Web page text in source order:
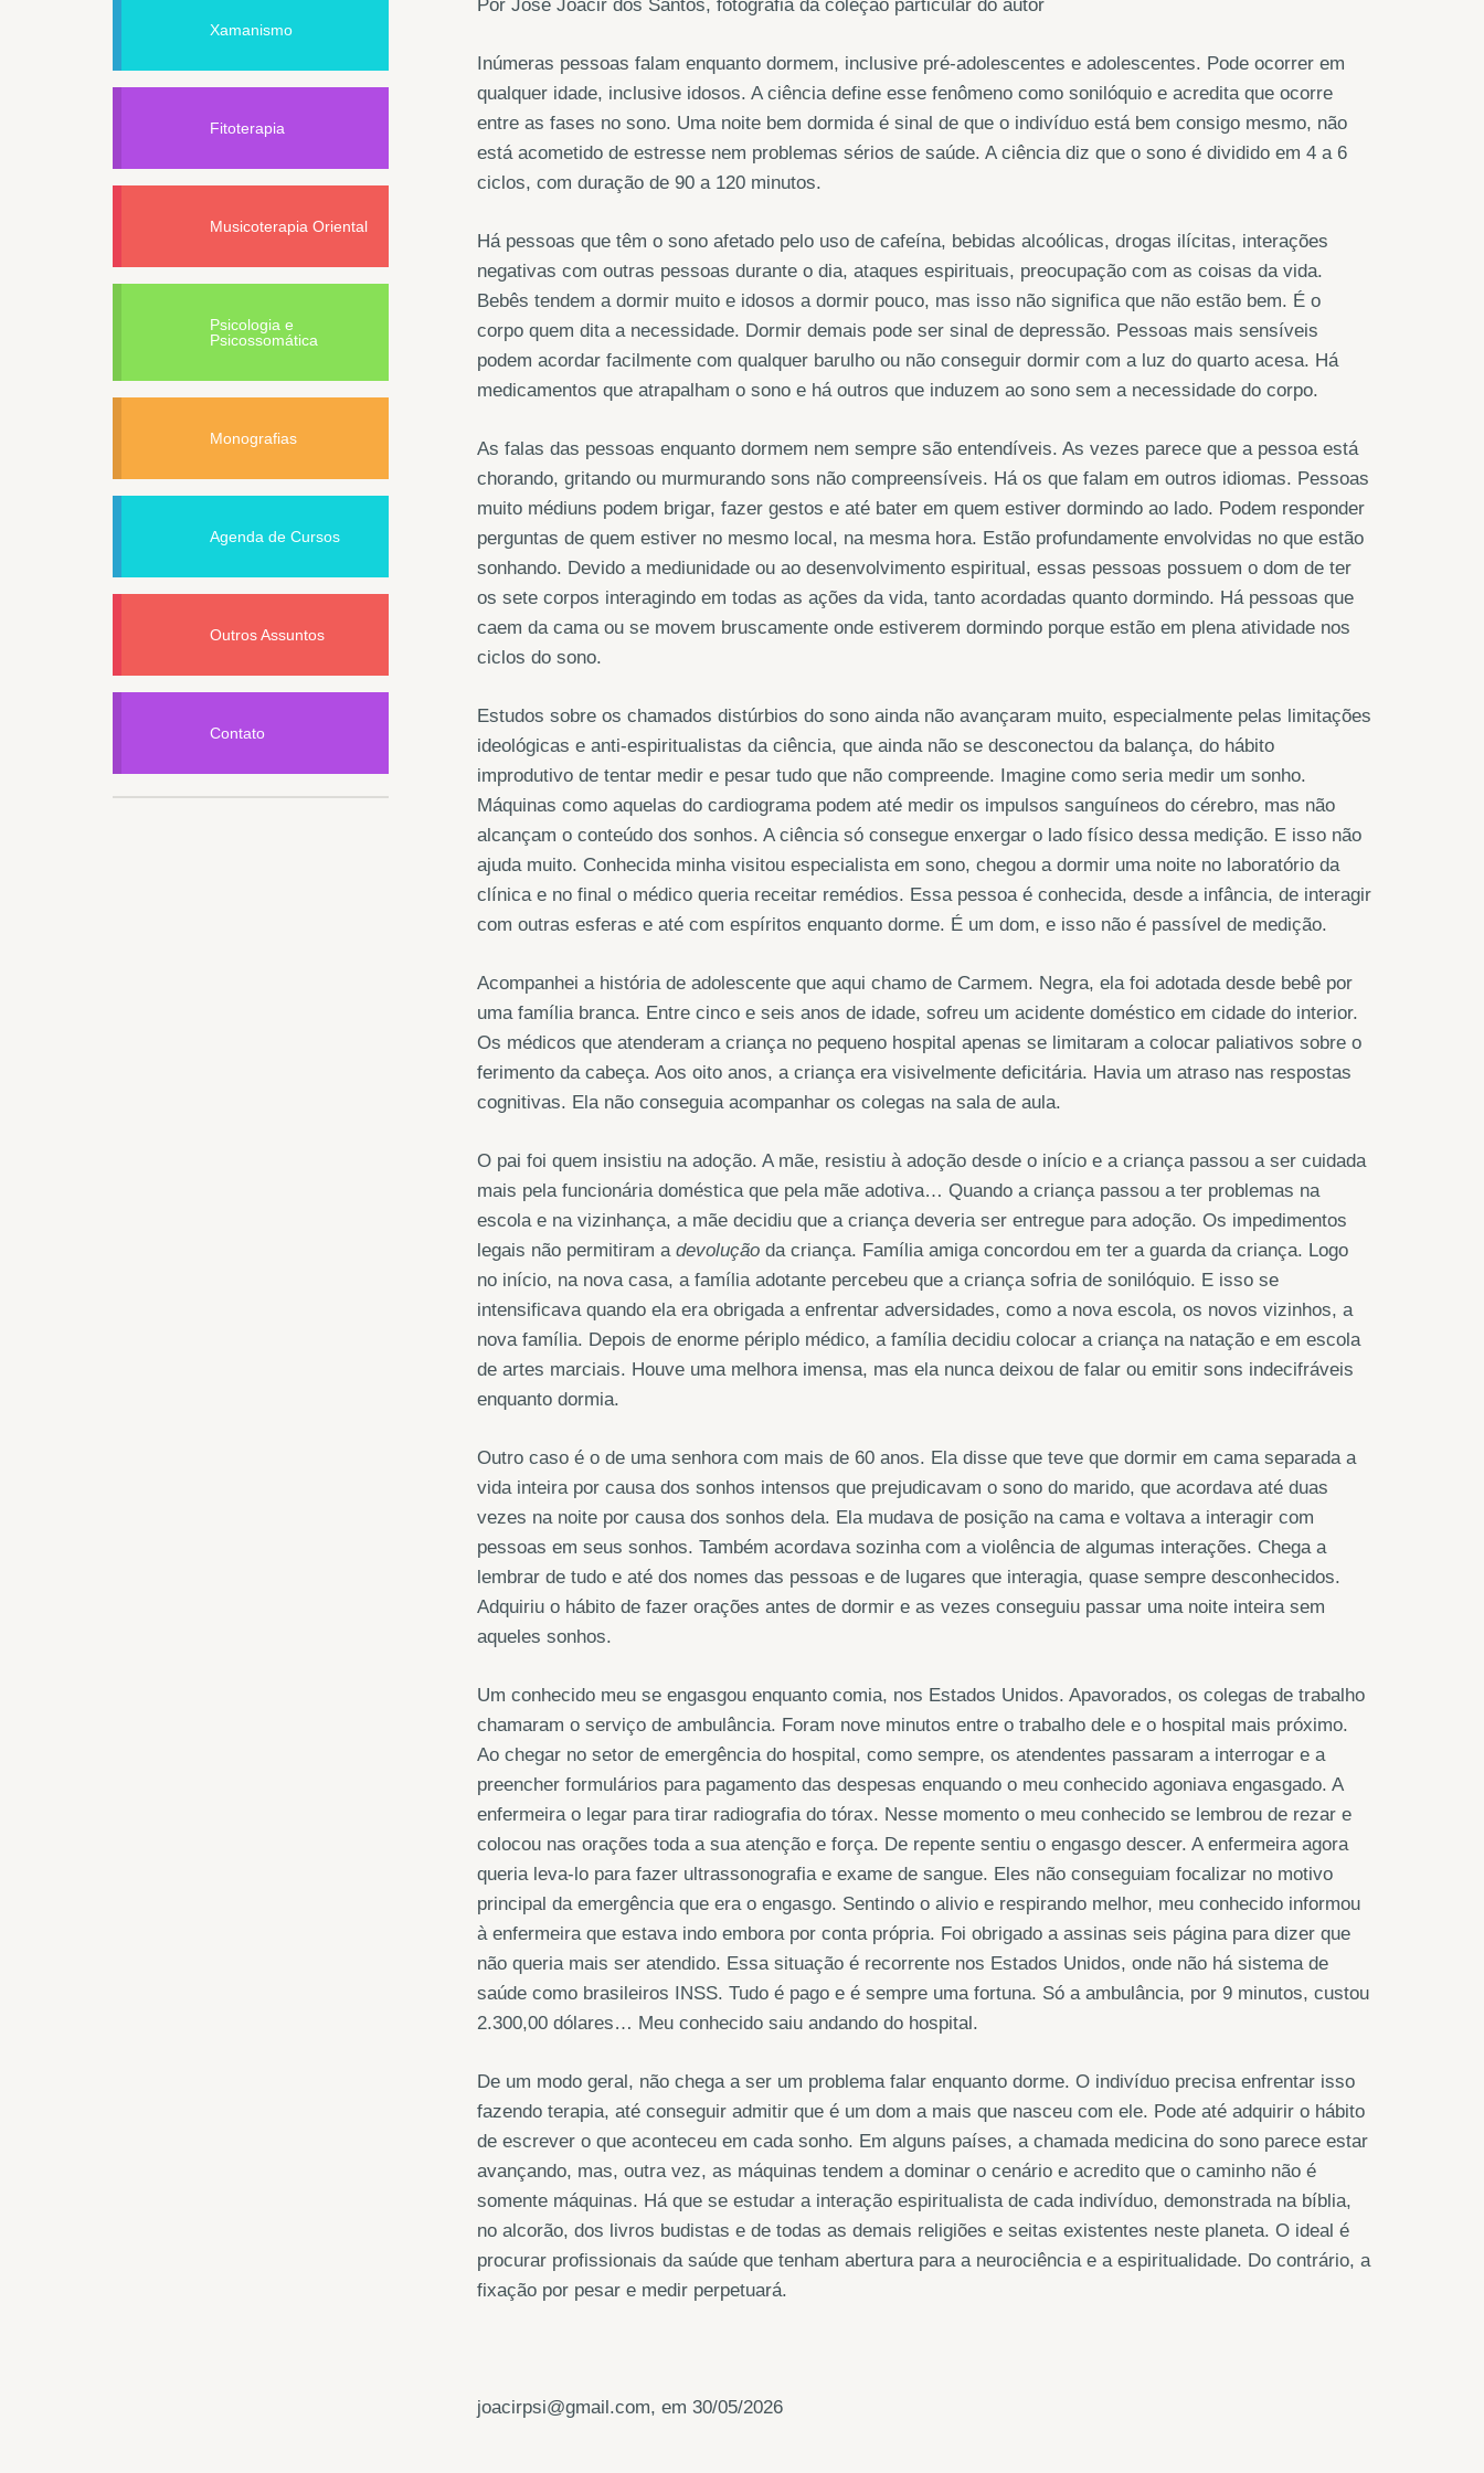
Por Jose Joacir dos Santos, fotografia da coleção particular do autor
Inúmeras pessoas falam enquanto dormem, inclusive pré-adolescentes e adolescentes. Pode ocorrer em
qualquer idade, inclusive idosos. A ciência define esse fenômeno como sonilóquio e acredita que ocorre
entre as fases no sono. Uma noite bem dormida é sinal de que o indivíduo está bem consigo mesmo, não
está acometido de estresse nem problemas sérios de saúde. A ciência diz que o sono é dividido em 4 a 6
ciclos, com duração de 90 a 120 minutos.
Há pessoas que têm o sono afetado pelo uso de cafeína, bebidas alcoólicas, drogas ilícitas, interações
negativas com outras pessoas durante o dia, ataques espirituais, preocupação com as coisas da vida.
Bebês tendem a dormir muito e idosos a dormir pouco, mas isso não significa que não estão bem. É o
corpo quem dita a necessidade. Dormir demais pode ser sinal de depressão. Pessoas mais sensíveis
podem acordar facilmente com qualquer barulho ou não conseguir dormir com a luz do quarto acesa. Há
medicamentos que atrapalham o sono e há outros que induzem ao sono sem a necessidade do corpo.
As falas das pessoas enquanto dormem nem sempre são entendíveis. As vezes parece que a pessoa está
chorando, gritando ou murmurando sons não compreensíveis. Há os que falam em outros idiomas. Pessoas
muito médiuns podem brigar, fazer gestos e até bater em quem estiver dormindo ao lado. Podem responder
perguntas de quem estiver no mesmo local, na mesma hora. Estão profundamente envolvidas no que estão
sonhando. Devido a mediunidade ou ao desenvolvimento espiritual, essas pessoas possuem o dom de ter
os sete corpos interagindo em todas as ações da vida, tanto acordadas quanto dormindo. Há pessoas que
caem da cama ou se movem bruscamente onde estiverem dormindo porque estão em plena atividade nos
ciclos do sono.
Estudos sobre os chamados distúrbios do sono ainda não avançaram muito, especialmente pelas limitações
ideológicas e anti-espiritualistas da ciência, que ainda não se desconectou da balança, do hábito
improdutivo de tentar medir e pesar tudo que não compreende. Imagine como seria medir um sonho.
Máquinas como aquelas do cardiograma podem até medir os impulsos sanguíneos do cérebro, mas não
alcançam o conteúdo dos sonhos. A ciência só consegue enxergar o lado físico dessa medição. E isso não
ajuda muito. Conhecida minha visitou especialista em sono, chegou a dormir uma noite no laboratório da
clínica e no final o médico queria receitar remédios. Essa pessoa é conhecida, desde a infância, de interagir
com outras esferas e até com espíritos enquanto dorme. É um dom, e isso não é passível de medição.
Acompanhei a história de adolescente que aqui chamo de Carmem. Negra, ela foi adotada desde bebê por
uma família branca. Entre cinco e seis anos de idade, sofreu um acidente doméstico em cidade do interior.
Os médicos que atenderam a criança no pequeno hospital apenas se limitaram a colocar paliativos sobre o
ferimento da cabeça. Aos oito anos, a criança era visivelmente deficitária. Havia um atraso nas respostas
cognitivas. Ela não conseguia acompanhar os colegas na sala de aula.
O pai foi quem insistiu na adoção. A mãe, resistiu à adoção desde o início e a criança passou a ser cuidada
mais pela funcionária doméstica que pela mãe adotiva… Quando a criança passou a ter problemas na
escola e na vizinhança, a mãe decidiu que a criança deveria ser entregue para adoção. Os impedimentos
legais não permitiram a devolução da criança. Família amiga concordou em ter a guarda da criança. Logo
no início, na nova casa, a família adotante percebeu que a criança sofria de sonilóquio. E isso se
intensificava quando ela era obrigada a enfrentar adversidades, como a nova escola, os novos vizinhos, a
nova família. Depois de enorme périplo médico, a família decidiu colocar a criança na natação e em escola
de artes marciais. Houve uma melhora imensa, mas ela nunca deixou de falar ou emitir sons indecifráveis
enquanto dormia.
Outro caso é o de uma senhora com mais de 60 anos. Ela disse que teve que dormir em cama separada a
vida inteira por causa dos sonhos intensos que prejudicavam o sono do marido, que acordava até duas
vezes na noite por causa dos sonhos dela. Ela mudava de posição na cama e voltava a interagir com
pessoas em seus sonhos. Também acordava sozinha com a violência de algumas interações. Chega a
lembrar de tudo e até dos nomes das pessoas e de lugares que interagia, quase sempre desconhecidos.
Adquiriu o hábito de fazer orações antes de dormir e as vezes conseguiu passar uma noite inteira sem
aqueles sonhos.
Um conhecido meu se engasgou enquanto comia, nos Estados Unidos. Apavorados, os colegas de trabalho
chamaram o serviço de ambulância. Foram nove minutos entre o trabalho dele e o hospital mais próximo.
Ao chegar no setor de emergência do hospital, como sempre, os atendentes passaram a interrogar e a
preencher formulários para pagamento das despesas enquando o meu conhecido agoniava engasgado. A
enfermeira o legar para tirar radiografia do tórax. Nesse momento o meu conhecido se lembrou de rezar e
colocou nas orações toda a sua atenção e força. De repente sentiu o engasgo descer. A enfermeira agora
queria leva-lo para fazer ultrassonografia e exame de sangue. Eles não conseguiam focalizar no motivo
principal da emergência que era o engasgo. Sentindo o alivio e respirando melhor, meu conhecido informou
à enfermeira que estava indo embora por conta própria. Foi obrigado a assinas seis página para dizer que
não queria mais ser atendido. Essa situação é recorrente nos Estados Unidos, onde não há sistema de
saúde como brasileiros INSS. Tudo é pago e é sempre uma fortuna. Só a ambulância, por 9 minutos, custou
2.300,00 dólares… Meu conhecido saiu andando do hospital.
De um modo geral, não chega a ser um problema falar enquanto dorme. O indivíduo precisa enfrentar isso
fazendo terapia, até conseguir admitir que é um dom a mais que nasceu com ele. Pode até adquirir o hábito
de escrever o que aconteceu em cada sonho. Em alguns países, a chamada medicina do sono parece estar
avançando, mas, outra vez, as máquinas tendem a dominar o cenário e acredito que o caminho não é
somente máquinas. Há que se estudar a interação espiritualista de cada indivíduo, demonstrada na bíblia,
no alcorão, dos livros budistas e de todas as demais religiões e seitas existentes neste planeta. O ideal é
procurar profissionais da saúde que tenham abertura para a neurociência e a espiritualidade. Do contrário, a
fixação por pesar e medir perpetuará.
joacirpsi@gmail.com, em 30/05/2026
Xamanismo
Fitoterapia
Musicoterapia Oriental
Psicologia e
Psicossomática
Monografias
Agenda de Cursos
Outros Assuntos
Contato